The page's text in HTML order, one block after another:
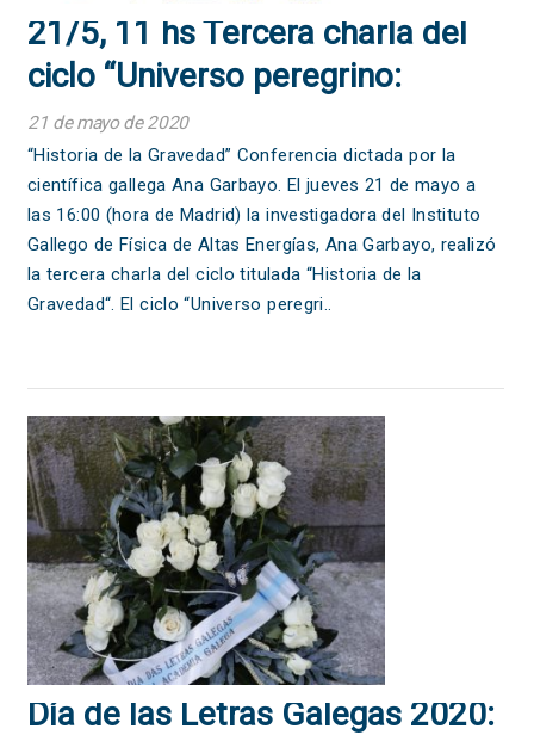
21/5, 11 hs Tercera charla del
ciclo “Universo peregrino:
ciencia gallega hacia el mundo”
21 de mayo de 2020
“Historia de la Gravedad” Conferencia dictada por la
científica gallega Ana Garbayo. El jueves 21 de mayo a
las 16:00 (hora de Madrid) la investigadora del Instituto
Gallego de Física de Altas Energías, Ana Garbayo, realizó
la tercera charla del ciclo titulada “Historia de la
Gravedad“. El ciclo “Universo peregri..
Día de las Letras Galegas 2020: